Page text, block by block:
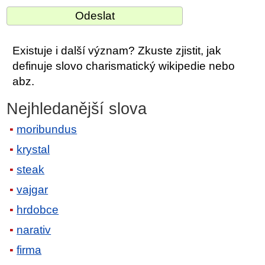
Existuje i další význam? Zkuste zjistit, jak
definuje slovo charismatický wikipedie nebo
abz.
Nejhledanější slova
moribundus
krystal
steak
vajgar
hrdobce
narativ
firma